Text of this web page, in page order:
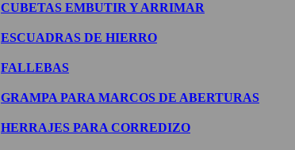
CUBETAS EMBUTIR Y ARRIMAR
ESCUADRAS DE HIERRO
FALLEBAS
GRAMPA PARA MARCOS DE ABERTURAS
HERRAJES PARA CORREDIZO